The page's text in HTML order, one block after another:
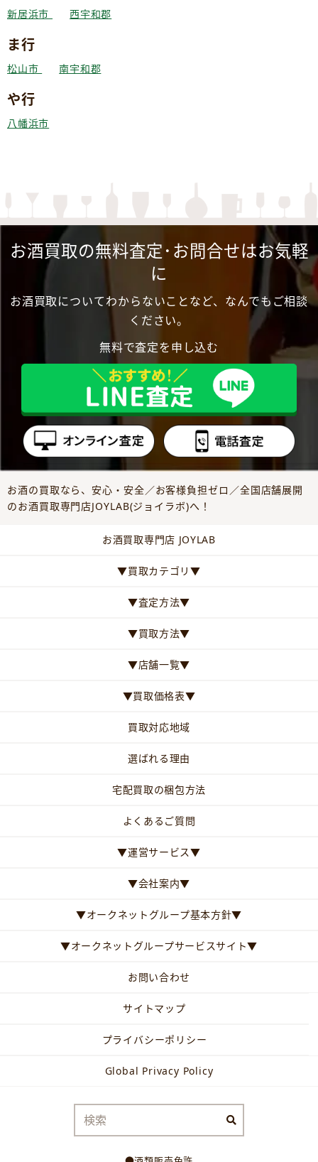
新居浜市 西宇和郡
ま行
松山市 南宇和郡
や行
八幡浜市
お酒買取の無料査定･お問合せはお気軽
に
お酒買取についてわからないことなど、なんでもご相談
ください。
無料で査定を申し込む
お酒の買取なら、安心・安全／お客様負担ゼロ／全国店舗展開
のお酒買取専門店JOYLAB(ジョイラボ)へ！
お酒買取専門店 JOYLAB
▼買取カテゴリ▼
▼査定方法▼
▼買取方法▼
▼店舗一覧▼
▼買取価格表▼
買取対応地域
選ばれる理由
宅配買取の梱包方法
よくあるご質問
▼運営サービス▼
▼会社案内▼
▼オークネットグループ基本方針▼
▼オークネットグループサービスサイト▼
お問い合わせ
サイトマップ
プライバシーポリシー
Global Privacy Policy